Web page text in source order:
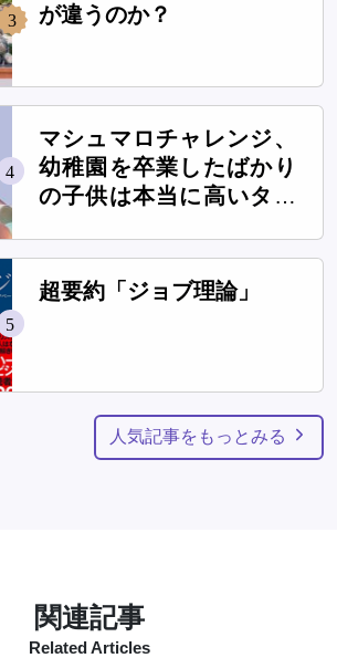
3 が違うのか？
4
マシュマロチャレンジ、
幼稚園を卒業したばかり
の子供は本当に高いタワ
5
超要約「ジョブ理論」
人気記事をもっとみる
関連記事
Related Articles